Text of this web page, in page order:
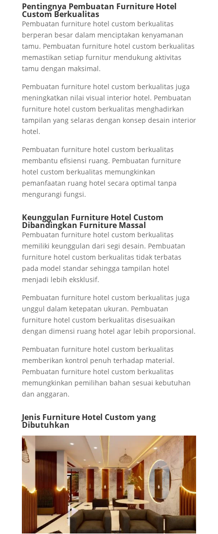
Pentingnya Pembuatan Furniture Hotel
Custom Berkualitas
Pembuatan furniture hotel custom berkualitas
berperan besar dalam menciptakan kenyamanan
tamu. Pembuatan furniture hotel custom berkualitas
memastikan setiap furnitur mendukung aktivitas
tamu dengan maksimal.
Pembuatan furniture hotel custom berkualitas juga
meningkatkan nilai visual interior hotel. Pembuatan
furniture hotel custom berkualitas menghadirkan
tampilan yang selaras dengan konsep desain interior
hotel.
Pembuatan furniture hotel custom berkualitas
membantu efisiensi ruang. Pembuatan furniture
hotel custom berkualitas memungkinkan
pemanfaatan ruang hotel secara optimal tanpa
mengurangi fungsi.
Keunggulan Furniture Hotel Custom
Dibandingkan Furniture Massal
Pembuatan furniture hotel custom berkualitas
memiliki keunggulan dari segi desain. Pembuatan
furniture hotel custom berkualitas tidak terbatas
pada model standar sehingga tampilan hotel
menjadi lebih eksklusif.
Pembuatan furniture hotel custom berkualitas juga
unggul dalam ketepatan ukuran. Pembuatan
furniture hotel custom berkualitas disesuaikan
dengan dimensi ruang hotel agar lebih proporsional.
Pembuatan furniture hotel custom berkualitas
memberikan kontrol penuh terhadap material.
Pembuatan furniture hotel custom berkualitas
memungkinkan pemilihan bahan sesuai kebutuhan
dan anggaran.
Jenis Furniture Hotel Custom yang
Dibutuhkan